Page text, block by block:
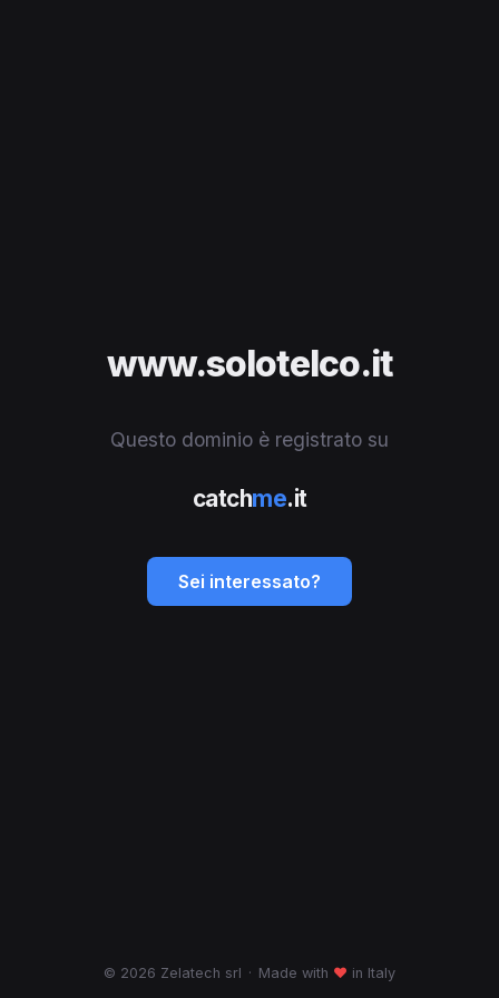
www.solotelco.it
Questo dominio è registrato su
catchme.it
Sei interessato?
© 2026 Zelatech srl · Made with ♥ in Italy